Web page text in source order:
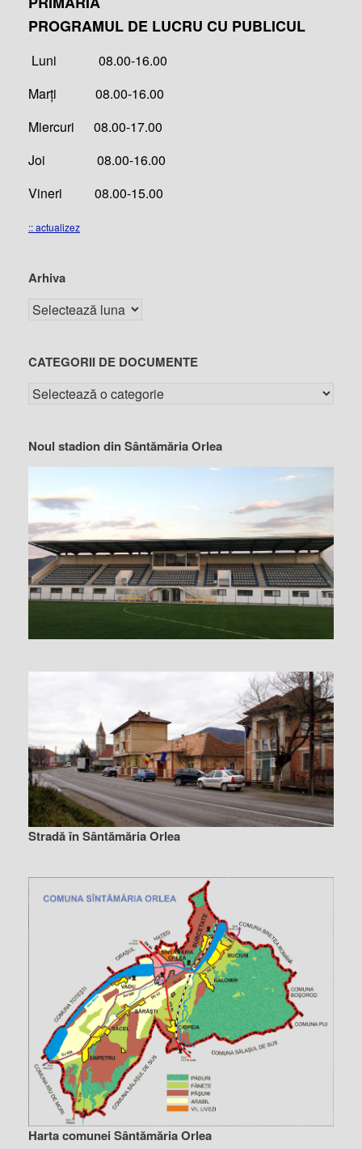
PROGRAMUL DE LUCRU CU PUBLICUL
Luni 08.00-16.00
Marți 08.00-16.00
Miercuri 08.00-17.00
Joi 08.00-16.00
Vineri 08.00-15.00
:: actualizez
Arhiva
CATEGORII DE DOCUMENTE
Noul stadion din Sântămăria Orlea
Stradă în Sântămăria Orlea
Harta comunei Sântămăria Orlea